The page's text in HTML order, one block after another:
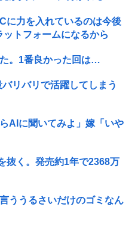
に力を入れているのは今後
トフォームになるから
。1番良かった回は…
リバリで活躍してしまう
AIに聞いてみよ」嫁「いや
抜く。発売約1年で2368万
ううるさいだけのゴミなん